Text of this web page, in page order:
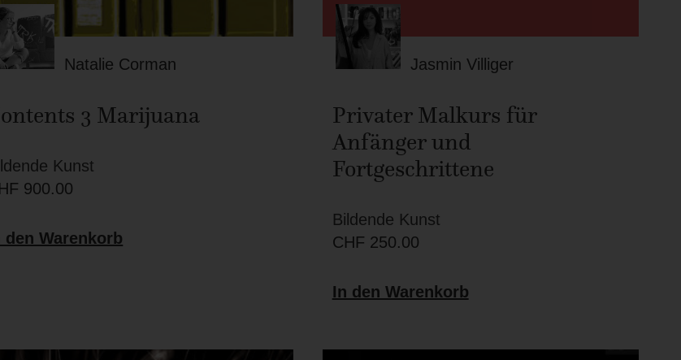
Natalie Corman
3 Marijuana
Kunst
900.00
den Warenkorb
Jasmin Villiger
Privater Malkurs für
Anfänger und
Fortgeschrittene
Bildende Kunst
CHF 250.00
In den Warenkorb